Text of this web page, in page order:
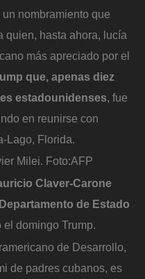
nombramiento que
quien, hasta ahora, lucía
más apreciado por el
que, apenas diez
estadounidenses, fue
en reunirse con
Lago, Florida.
Milei. Foto:AFP
Claver-Carone
de Estado
el domingo Trump.
de Desarrollo,
de padres cubanos, es